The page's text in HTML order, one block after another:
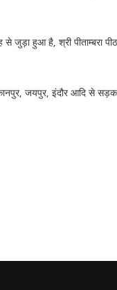
जुड़ा हुआ है, श्री पीताम्बरा
कानपुर, जयपुर, इंदौर आदि से